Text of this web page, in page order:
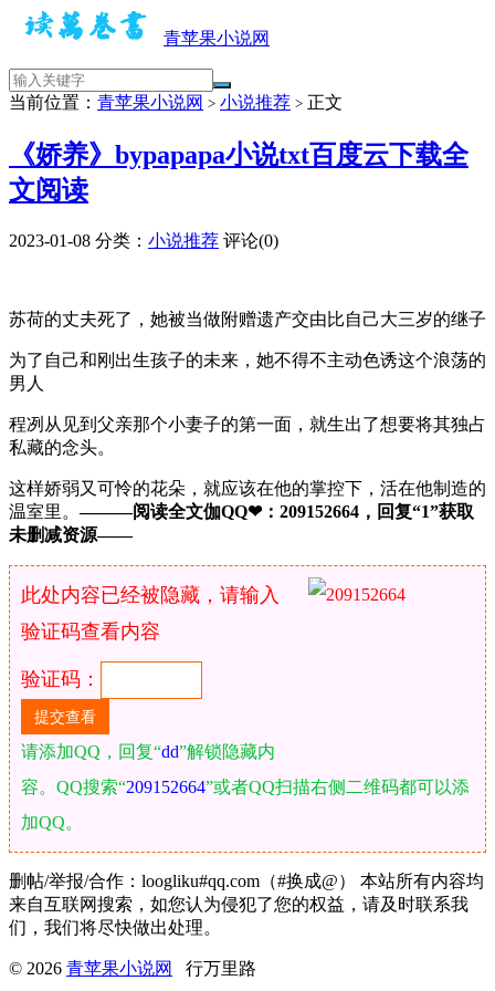
青苹果小说网
当前位置： 青苹果小说网 > 小说推荐 > 正文
《娇养》bypapapa小说txt百度云下载全
文阅读
2023-01-08 分类： 小说推荐 评论(0)
苏荷的丈夫死了，她被当做附赠遗产交由比自己大三岁的继子
为了自己和刚出生孩子的未来，她不得不主动色诱这个浪荡的
男人
程冽从见到父亲那个小妻子的第一面，就生出了想要将其独占
私藏的念头。
这样娇弱又可怜的花朵，就应该在他的掌控下，活在他制造的
温室里。———阅读全文伽QQ❤：209152664，回复“1”获取
未删减资源—​​​​—
此处内容已经被隐藏，请输入
验证码查看内容
验证码：
请添加QQ，回复“dd”解锁隐藏内
容。QQ搜索“209152664”或者QQ扫描右侧二维码都可以添
加QQ。
删帖/举报/合作：loogliku#qq.com（#换成@） 本站所有内容均
来自互联网搜索，如您认为侵犯了您的权益，请及时联系我
们，我们将尽快做出处理。
© 2026 青苹果小说网 行万里路